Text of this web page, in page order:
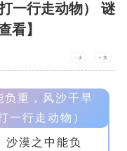
一行走动物） 谜
看】
- 小 + 大
负重，风沙干旱
一行走动物）
沙漠之中能负